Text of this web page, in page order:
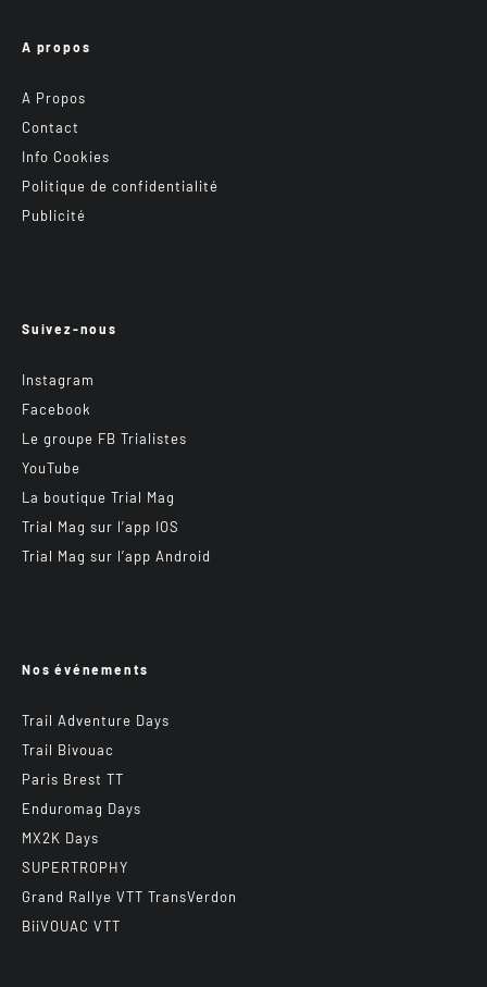
A propos
A Propos
Contact
Info Cookies
Politique de confidentialité
Publicité
Suivez-nous
Instagram
Facebook
Le groupe FB Trialistes
YouTube
La boutique Trial Mag
Trial Mag sur l’app IOS
Trial Mag sur l’app Android
Nos événements
Trail Adventure Days
Trail Bivouac
Paris Brest TT
Enduromag Days
MX2K Days
SUPERTROPHY
Grand Rallye VTT TransVerdon
BiiVOUAC VTT